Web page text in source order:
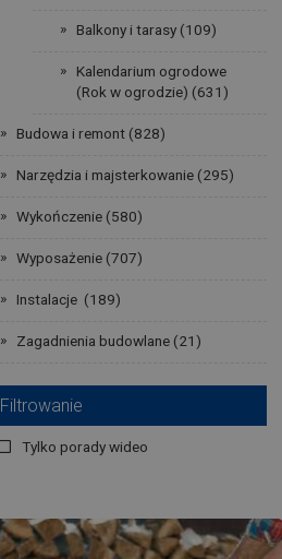
Balkony i tarasy (109)
Kalendarium ogrodowe
(Rok w ogrodzie) (631)
Budowa i remont (828)
Narzędzia i majsterkowanie (295)
Wykończenie (580)
Wyposażenie (707)
Instalacje (189)
Zagadnienia budowlane (21)
Filtrowanie
Tylko porady wideo